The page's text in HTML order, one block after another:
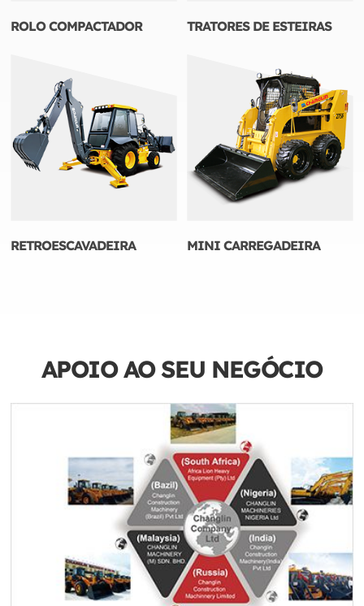
ROLO COMPACTADOR TRATORES DE ESTEIRAS
RETROESCAVADEIRA MINI CARREGADEIRA
APOIO AO SEU NEGÓCIO